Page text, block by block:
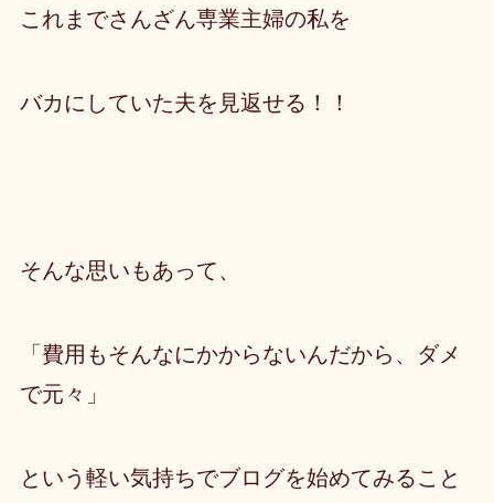
これまでさんざん専業主婦の私を
バカにしていた夫を見返せる！！
そんな思いもあって、
「費用もそんなにかからないんだから、ダメ
で元々」
という軽い気持ちでブログを始めてみること